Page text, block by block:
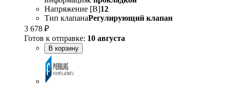
Напряжение [В]12
Тип клапанаРегулирующий клапан
3 678 ₽
Готов к отправке: 10 августа
В корзину